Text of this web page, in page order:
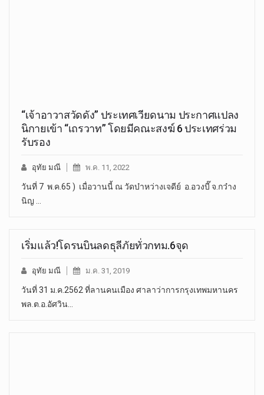
“เจ้าอาวาสวัดดัง” ประเทศเวียดนาม ประกาศแปลง
นิกายเข้า “เถรวาท” โดยมีคณะสงฆ์ 6 ประเทศร่วม
รับรอง
อุทัย มณี พ.ค. 11, 2022
วันที่ 7 พ.ค.65 ) เมื่อวานนี้ ณ วัดบ๋าหว่างเจดีย์ อ.อวงบี๊ จ.กว๋าง
นิญ …
เริ่มแล้ว!โดรนบินลดธุลีภัยทั่วกทม.6จุด
อุทัย มณี ม.ค. 31, 2019
วันที่ 31 ม.ค.2562 ที่ลานคนเมือง ศาลาว่าการกรุงเทพมหานคร
พล.ต.อ.อัศวิน…